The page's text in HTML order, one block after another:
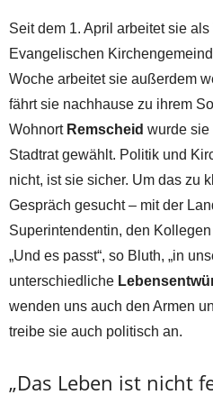
Seit dem 1. April arbeitet sie
Evangelischen
Woche arbeitet sie außerdem
fährt sie nachhause zu ihrem
Wohnort Remscheid wurde sie
Stadtrat gewählt. Politik und
nicht, ist sie sicher. Um das zu
Gespräch gesucht – mit der
Superintendentin, den
„Und es passt“, so Bluth, „in
unterschiedliche
wenden uns auch den Armen
treibe sie auch politisch an.
„Das Leben ist nicht